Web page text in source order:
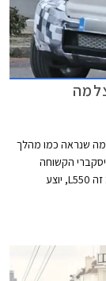
שנראה כמו מהלך
הקשוחה
ומכוונת שטח וריינג' רובר היוקרתית. הדגם, שמכונה בשלב זה L550, יוצע